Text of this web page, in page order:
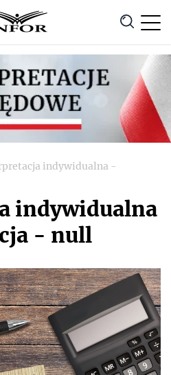
Anuluj
indywidualna -
indywidualna
- null